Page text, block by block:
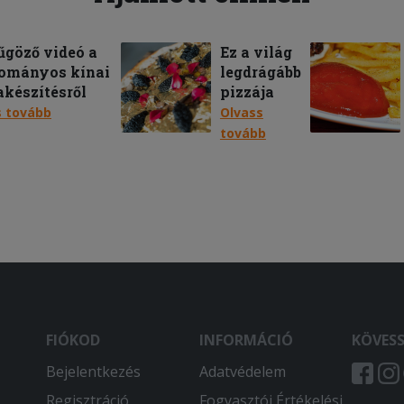
videó a
kínai
tovább
Ez a világ
legdrágább
pizzája
Olvass
tovább
FIÓKOD
Bejelentkezés
INFORMÁCIÓ
Adatvédelem